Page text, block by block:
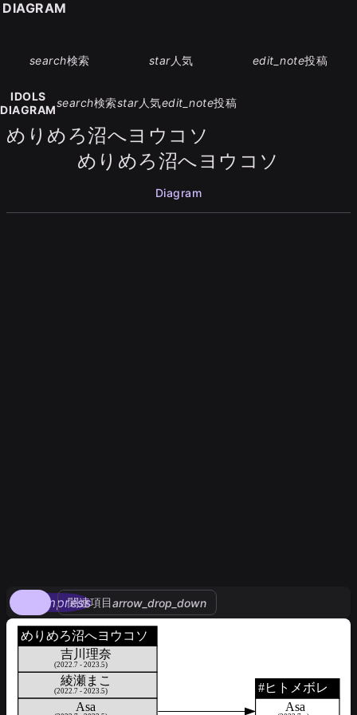
search検索 star人気 edit_note投稿
IDOLS
DIAGRAM
search検索star人気edit_note投稿
めりめろ沼へヨウコソ
めりめろ沼へヨウコソ
Diagram
compress
関連項目arrow_drop_down